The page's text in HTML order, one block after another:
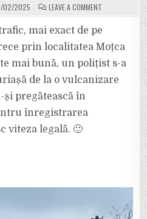
2025 LEAVE A COMMENTON
VIDEO.
POLIȚIST
S-
A
AȘEZAT
„STRATEGIC”
CU
PENTRU
VULCANIZARE.
mai exact de pe
prin localitatea Moțca
mai bună, un polițist s-a
de la o vulcanizare
și pregătească în
înregistrarea
viteza legală. 🙂